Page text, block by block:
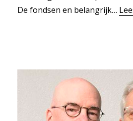
De fondsen en belangrijk…